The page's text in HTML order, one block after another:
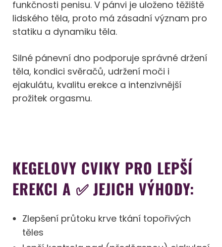
funkčnosti penisu. V pánvi je uloženo těžiště
lidského těla, proto má zásadní význam pro
statiku a dynamiku těla.
Silné pánevní dno podporuje správné držení
těla, kondici svěračů, udržení moči i
ejakulátu, kvalitu erekce a intenzivnější
prožitek orgasmu.
KEGELOVY CVIKY PRO LEPŠÍ
EREKCI A ✅ JEJICH VÝHODY:
Zlepšení průtoku krve tkání topořivých
těles